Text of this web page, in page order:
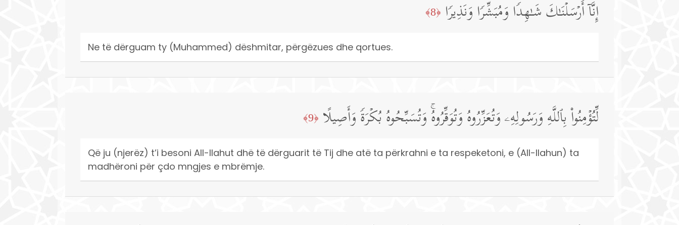
إِنَّاۤ أَرۡسَلۡنَـٰكَ شَـٰهِدࣰا وَمُبَشِّرࣰا وَنَذِیرࣰا ﴿8﴾
Ne të dërguam ty (Muhammed) dëshmitar, përgëzues dhe qortues.
لِّتُؤۡمِنُوا۟ بِٱللَّهِ وَرَسُولِهِۦ وَتُعَزِّرُوهُ وَتُوَقِّرُوهُۚ وَتُسَبِّحُوهُ بُكۡرَةࣰ وَأَصِیلًا ﴿9﴾
Që ju (njerëz) t’i besoni All-llahut dhë të dërguarit të Tij dhe atë ta përkrahni e ta respeketoni, e (All-llahun) ta
madhëroni për çdo mngjes e mbrëmje.